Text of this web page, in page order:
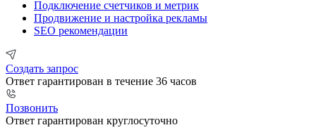
Подключение счетчиков и метрик
Продвижение и настройка рекламы
SEO рекомендации
Создать запрос
Ответ гарантирован в течение 36 часов
Позвонить
Ответ гарантирован круглосуточно